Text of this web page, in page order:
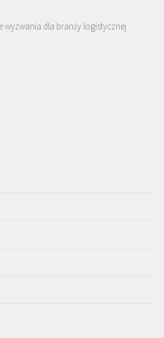
wyzwania dla branży logistycznej